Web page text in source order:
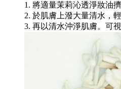
1. 將適量茉莉沁透淨妝油
2. 於肌膚上潑大量清水，
3. 再以清水沖淨肌膚。可